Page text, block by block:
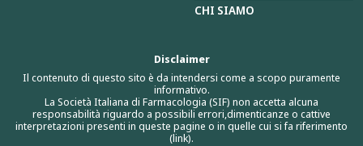
Disclaimer
Il contenuto di questo sito è da intendersi come a scopo puramente
informativo.
La Società Italiana di Farmacologia (SIF) non accetta alcuna
responsabilità riguardo a possibili errori,dimenticanze o cattive
interpretazioni presenti in queste pagine o in quelle cui si fa riferimento
(link).
CHI SIAMO